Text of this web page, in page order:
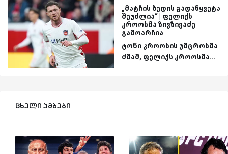
„მატჩის ბედის გადაწყვეტა
შეუძლია“ | ფელიქს
კროოსმა ზივზივაძე
გამოარჩია
ტონი კროოსის უმცროსმა
ძმამ, ფელიქს კროოსმა...
ცხელი ამბები